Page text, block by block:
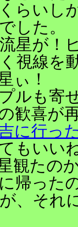
らいし
した。
星が！
視線を
ぃ！
ルも寄
歓喜が
に行っ
もいい
観たの
帰った
、それ